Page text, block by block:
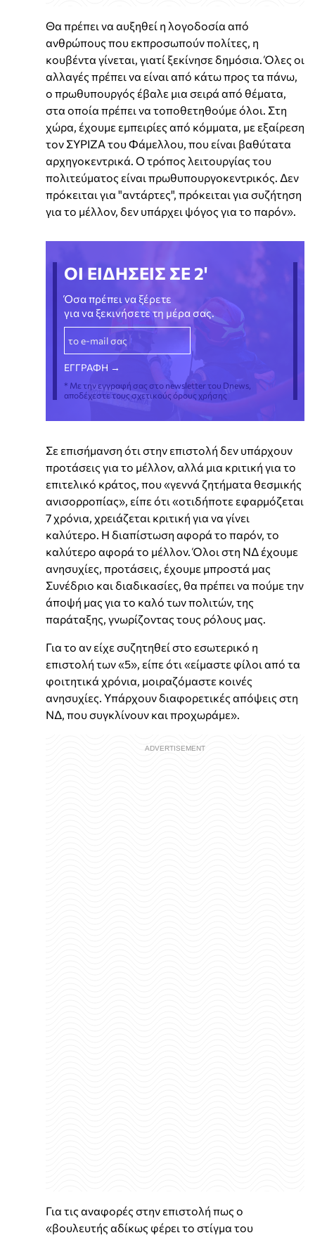
Θα πρέπει να αυξηθεί η λογοδοσία από
ανθρώπους που εκπροσωπούν πολίτες, η
κουβέντα γίνεται, γιατί ξεκίνησε δημόσια. Όλες οι
αλλαγές πρέπει να είναι από κάτω προς τα πάνω,
ο πρωθυπουργός έβαλε μια σειρά από θέματα,
στα οποία πρέπει να τοποθετηθούμε όλοι. Στη
χώρα, έχουμε εμπειρίες από κόμματα, με εξαίρεση
τον ΣΥΡΙΖΑ του Φάμελλου, που είναι βαθύτατα
αρχηγοκεντρικά. Ο τρόπος λειτουργίας του
πολιτεύματος είναι πρωθυπουργοκεντρικός. Δεν
πρόκειται για "αντάρτες", πρόκειται για συζήτηση
για το μέλλον, δεν υπάρχει ψόγος για το παρόν».
ΟΙ ΕΙΔΗΣΕΙΣ ΣΕ 2'
Όσα πρέπει να ξέρετε
για να ξεκινήσετε τη μέρα σας.
* Με την εγγραφή σας στο newsletter του Dnews,
αποδέχεστε τους σχετικούς όρους χρήσης
Σε επισήμανση ότι στην επιστολή δεν υπάρχουν
προτάσεις για το μέλλον, αλλά μια κριτική για το
επιτελικό κράτος, που «γεννά ζητήματα θεσμικής
ανισορροπίας», είπε ότι «οτιδήποτε εφαρμόζεται
7 χρόνια, χρειάζεται κριτική για να γίνει
καλύτερο. Η διαπίστωση αφορά το παρόν, το
καλύτερο αφορά το μέλλον. Όλοι στη ΝΔ έχουμε
ανησυχίες, προτάσεις, έχουμε μπροστά μας
Συνέδριο και διαδικασίες, θα πρέπει να πούμε την
άποψή μας για το καλό των πολιτών, της
παράταξης, γνωρίζοντας τους ρόλους μας.
Για το αν είχε συζητηθεί στο εσωτερικό η
επιστολή των «5», είπε ότι «είμαστε φίλοι από τα
φοιτητικά χρόνια, μοιραζόμαστε κοινές
ανησυχίες. Υπάρχουν διαφορετικές απόψεις στη
ΝΔ, που συγκλίνουν και προχωράμε».
Για τις αναφορές στην επιστολή πως ο
«βουλευτής αδίκως φέρει το στίγμα του